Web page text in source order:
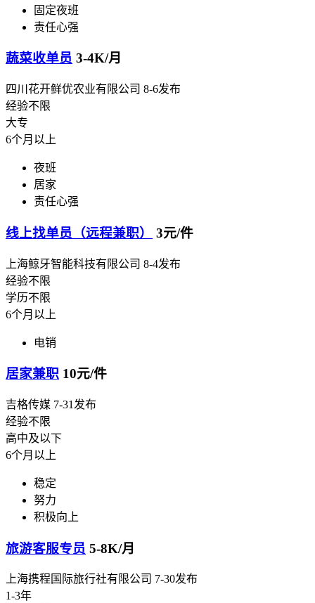
固定夜班
责任心强
蔬菜收单员 3-4K/月
四川花开鲜优农业有限公司 8-6发布
经验不限
大专
6个月以上
夜班
居家
责任心强
线上找单员（远程兼职） 3元/件
上海鲸牙智能科技有限公司 8-4发布
经验不限
学历不限
6个月以上
电销
居家兼职 10元/件
吉格传媒 7-31发布
经验不限
高中及以下
6个月以上
稳定
努力
积极向上
旅游客服专员 5-8K/月
上海携程国际旅行社有限公司 7-30发布
1-3年